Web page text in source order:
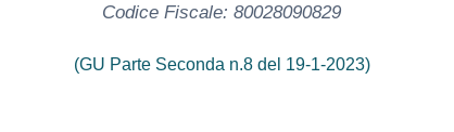
Codice Fiscale: 80028090829
(GU Parte Seconda n.8 del 19-1-2023)